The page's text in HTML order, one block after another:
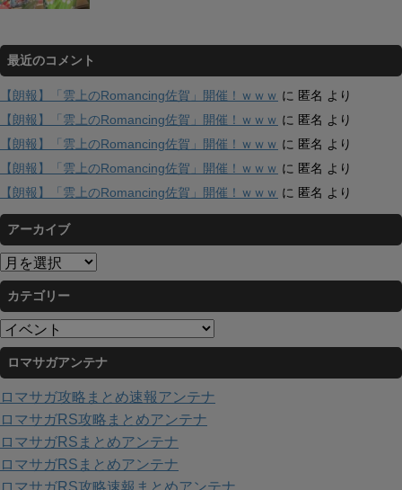
最近のコメント
【朗報】「雲上のRomancing佐賀」開催！ｗｗｗ に 匿名 より
【朗報】「雲上のRomancing佐賀」開催！ｗｗｗ に 匿名 より
【朗報】「雲上のRomancing佐賀」開催！ｗｗｗ に 匿名 より
【朗報】「雲上のRomancing佐賀」開催！ｗｗｗ に 匿名 より
【朗報】「雲上のRomancing佐賀」開催！ｗｗｗ に 匿名 より
アーカイブ
ア
ー
カ
イ
ブ
カテゴリー
カ
テ
ゴ
リ
ー
ロマサガアンテナ
ロマサガ攻略まとめ速報アンテナ
ロマサガRS攻略まとめアンテナ
ロマサガRSまとめアンテナ
ロマサガRSまとめアンテナ
ロマサガRS攻略速報まとめアンテナ